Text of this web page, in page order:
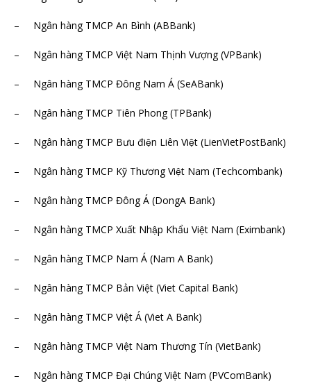
– Ngân hàng TMCP An Bình (ABBank)
– Ngân hàng TMCP Việt Nam Thịnh Vượng (VPBank)
– Ngân hàng TMCP Đông Nam Á (SeABank)
– Ngân hàng TMCP Tiên Phong (TPBank)
– Ngân hàng TMCP Bưu điện Liên Việt (LienVietPostBank)
– Ngân hàng TMCP Kỹ Thương Việt Nam (Techcombank)
– Ngân hàng TMCP Đông Á (DongA Bank)
– Ngân hàng TMCP Xuất Nhập Khẩu Việt Nam (Eximbank)
– Ngân hàng TMCP Nam Á (Nam A Bank)
– Ngân hàng TMCP Bản Việt (Viet Capital Bank)
– Ngân hàng TMCP Việt Á (Viet A Bank)
– Ngân hàng TMCP Việt Nam Thương Tín (VietBank)
– Ngân hàng TMCP Đại Chúng Việt Nam (PVComBank)